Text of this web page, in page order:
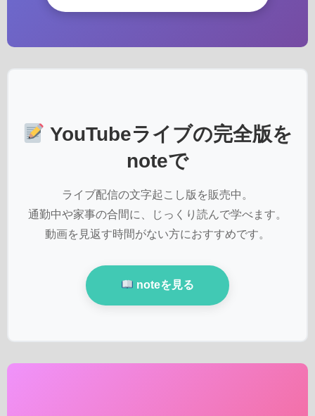
YouTubeライブの完全版を
noteで
ライブ配信の文字起こし版を販売中。
通勤中や家事の合間に、じっくり読んで学べます。
動画を見返す時間がない方におすすめです。
noteを見る